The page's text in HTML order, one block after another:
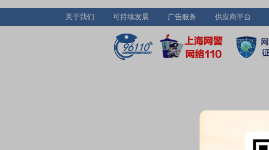
关于我们 可持续发展 广告服务 供应商平台